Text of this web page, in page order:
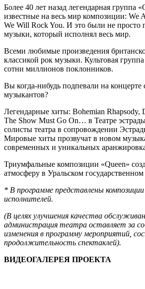
Более 40 лет назад легендарная группа
известные на весь мир композиции: We
We Will Rock You. И это были не просто
музыки, который исполнял весь мир.
Всеми любимые произведения
классикой рок музыки. Культовая
сотни миллионов поклонников.
Вы когда-нибудь подпевали на
музыкантов?
Легендарные хиты: Bohemian Rhapsody,
The Show Must Go On… в Театре
солисты театра в сопровождении
Мировые хиты прозвучат в новом
современных и уникальных
Триумфальные композиции «Queen»
атмосферу в Уральском государственном
* В программе представлены
исполнителей.
(В целях улучшения качества
администрация театра оставляет за
изменения в программу мероприятий,
продолжительность спектаклей).
ВИДЕОГАЛЕРЕЯ ПРОЕКТА